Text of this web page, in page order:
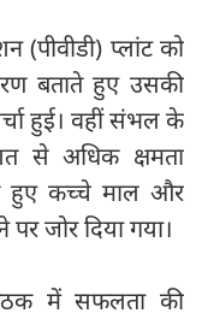
(पीवीडी) प्लांट को
बताते हुए उसकी
हुई। वहीं संभल के
से अधिक क्षमता
हुए कच्चे माल और
जोर दिया गया।
में सफलता की